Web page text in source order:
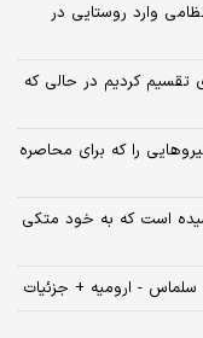
خاک سوریه/ 5 خودروی نظامی وارد روستایی در
کردیم در حالی که
را که برای محاصره
است که به خود متکی